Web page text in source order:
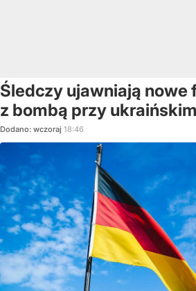
Śledczy ujawniają nowe
z bombą przy
Dodano: wczoraj 18:46